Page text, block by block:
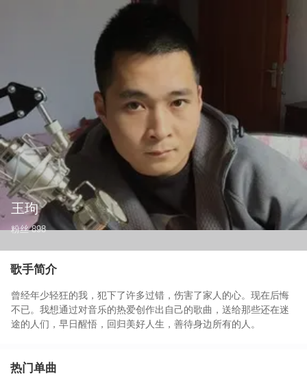
王玽
粉丝 898
歌手简介
曾经年少轻狂的我，犯下了许多过错，伤害了家人的心。现在后悔
不已。我想通过对音乐的热爱创作出自己的歌曲，送给那些还在迷
途的人们，早日醒悟，回归美好人生，善待身边所有的人。
热门单曲